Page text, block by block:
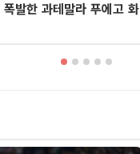
발한 과테말라 푸에고 화